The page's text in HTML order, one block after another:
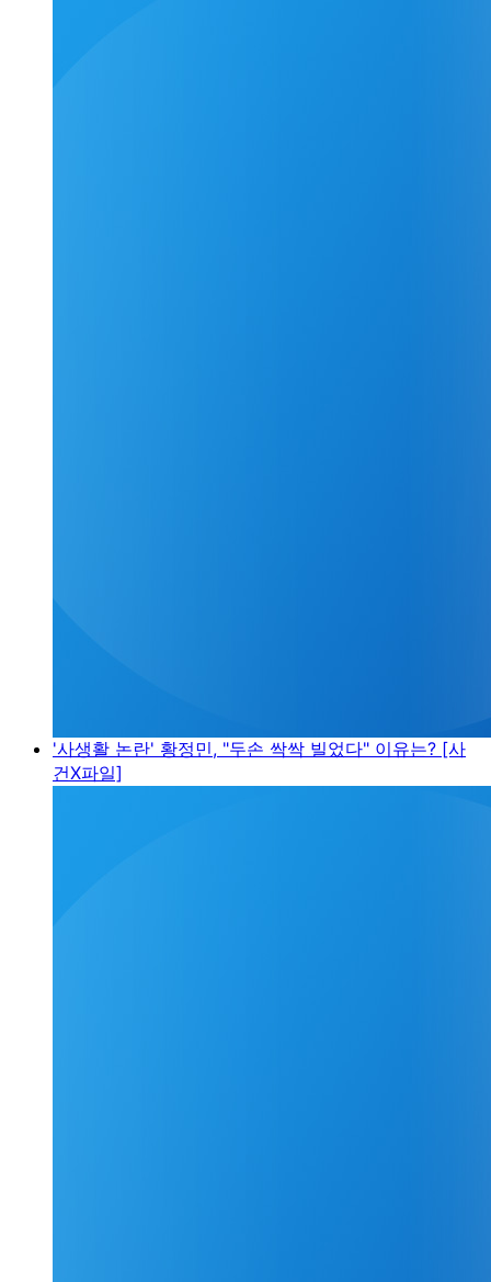
'사생활 논란' 황정민, "두손 싹싹 빌었다" 이유는? [사
건X파일]